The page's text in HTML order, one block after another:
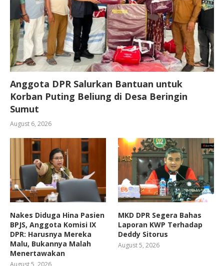
Anggota DPR Salurkan Bantuan untuk
Korban Puting Beliung di Desa Beringin
Sumut
August 6, 2026
Nakes Diduga Hina Pasien
BPJS, Anggota Komisi IX
DPR: Harusnya Mereka
Malu, Bukannya Malah
Menertawakan
MKD DPR Segera Bahas
Laporan KWP Terhadap
Deddy Sitorus
August 5, 2026